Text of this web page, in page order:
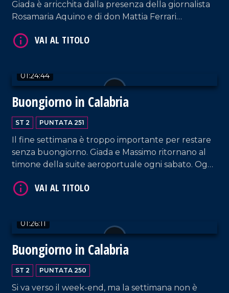
Giada è arricchita dalla presenza della giornalista
Rosamaria Aquino e di don Mattia Ferrari
Humans"). Intervengono, inoltre, la content
01:24:44
Buongiorno in Calabria
ST 2 PUNTATA 251
Il fine settimana è troppo importante per restare
senza buongiorno. Giada e Massimo ritornano al
timone della suite aeroportuale ogni sabato. Oggi
del sindaco di Reggio Calabria Mimmo Battaglia e
01:26:11
Buongiorno in Calabria
ST 2 PUNTATA 250
Si va verso il week-end, ma la settimana non è
VAI AL TITOLO